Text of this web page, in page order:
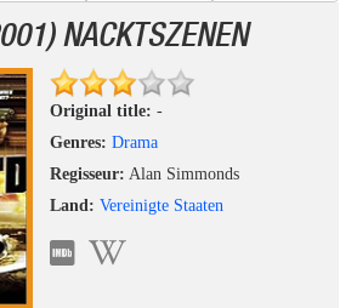
NACKTSZENEN
Original title: -
Genres: Drama
Regisseur: Alan Simmonds
Land: Vereinigte Staaten